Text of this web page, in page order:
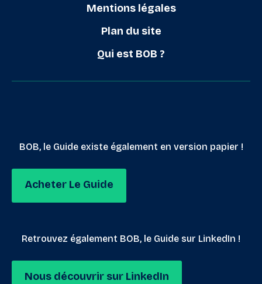
Mentions légales
Plan du site
Qui est BOB ?
BOB, le Guide existe également en version papier !
Acheter Le Guide
Retrouvez également BOB, le Guide sur LinkedIn !
Nous découvrir sur LinkedIn